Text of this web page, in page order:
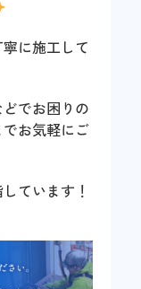
に施工して
でお困りの
お気軽にご
ています！